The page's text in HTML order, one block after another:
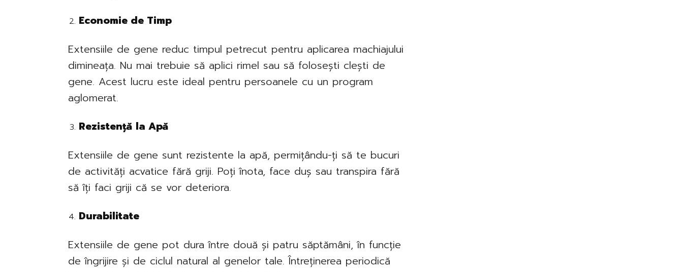
Economie de Timp
Extensiile de gene reduc timpul petrecut pentru aplicarea machiajului
dimineața. Nu mai trebuie să aplici rimel sau să folosești clești de
gene. Acest lucru este ideal pentru persoanele cu un program
aglomerat.
Rezistență la Apă
Extensiile de gene sunt rezistente la apă, permițându-ți să te bucuri
de activități acvatice fără griji. Poți înota, face duș sau transpira fără
să îți faci griji că se vor deteriora.
Durabilitate
Extensiile de gene pot dura între două și patru săptămâni, în funcție
de îngrijire și de ciclul natural al genelor tale. Întreținerea periodică